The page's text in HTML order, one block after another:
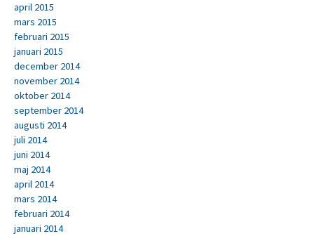
april 2015
mars 2015
februari 2015
januari 2015
december 2014
november 2014
oktober 2014
september 2014
augusti 2014
juli 2014
juni 2014
maj 2014
april 2014
mars 2014
februari 2014
januari 2014